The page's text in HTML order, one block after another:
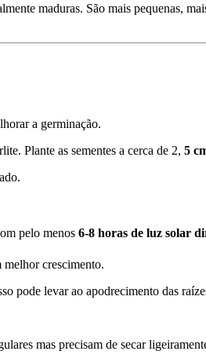
maduras. São mais pequenas,
a germinação.
Plante as sementes a cerca de 2, 5
pelo menos 6-8 horas de luz solar
melhor crescimento.
pode levar ao apodrecimento das
mas precisam de secar